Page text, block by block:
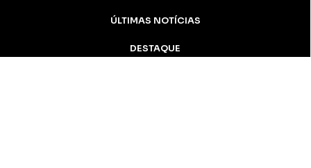
ÚLTIMAS NOTÍCIAS
DESTAQUE